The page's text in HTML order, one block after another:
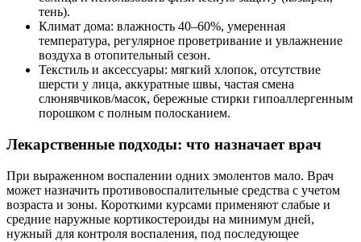
тень).
Климат дома: влажность 40–60%, умеренная
температура, регулярное проветривание и увлажнение
воздуха в отопительный сезон.
Текстиль и аксессуары: мягкий хлопок, отсутствие
шерсти у лица, аккуратные швы, частая смена
слюнявчиков/масок, бережные стирки гипоаллергенным
порошком с полным полосканием.
Лекарственные подходы: что назначает врач
При выраженном воспалении одних эмолентов мало. Врач
может назначить противовоспалительные средства с учетом
возраста и зоны. Короткими курсами применяют слабые и
средние наружные кортикостероиды на минимум дней,
нужный для контроля воспаления, под последующее